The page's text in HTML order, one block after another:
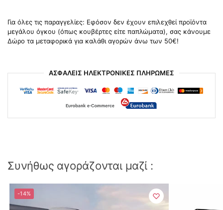
Για όλες τις παραγγελίες: Εφόσον δεν έχουν επιλεχθεί προϊόντα
μεγάλου όγκου (όπως κουβέρτες είτε παπλώματα), σας κάνουμε
Δώρο τα μεταφορικά για καλάθι αγορών άνω των 50€!
ΑΣΦΑΛΕΙΣ ΗΛΕΚΤΡΟΝΙΚΕΣ ΠΛΗΡΩΜΕΣ
Συνήθως αγοράζονται μαζί :
-14%